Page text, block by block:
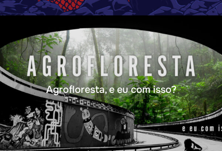
Agrofloresta, e eu com isso?